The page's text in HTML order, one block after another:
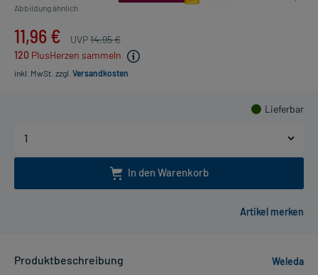
Abbildung ähnlich
11,96 € UVP14,95 €
120 PlusHerzen sammeln
inkl. MwSt. zzgl. Versandkosten
Lieferbar
In den Warenkorb
Produktbeschreibung
Weleda